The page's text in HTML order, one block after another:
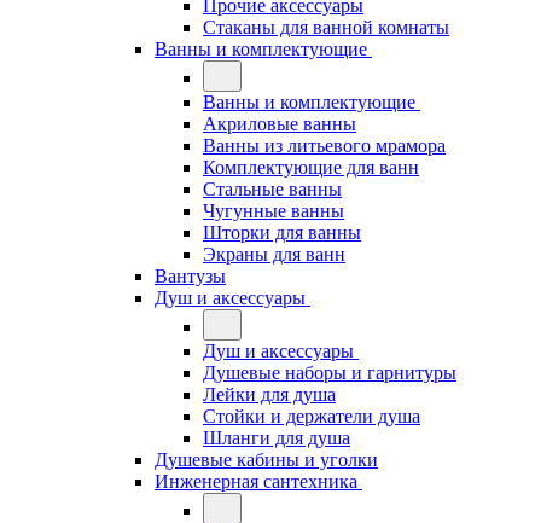
Прочие аксессуары
Стаканы для ванной комнаты
Ванны и комплектующие
Ванны и комплектующие
Акриловые ванны
Ванны из литьевого мрамора
Комплектующие для ванн
Стальные ванны
Чугунные ванны
Шторки для ванны
Экраны для ванн
Вантузы
Душ и аксессуары
Душ и аксессуары
Душевые наборы и гарнитуры
Лейки для душа
Стойки и держатели душа
Шланги для душа
Душевые кабины и уголки
Инженерная сантехника